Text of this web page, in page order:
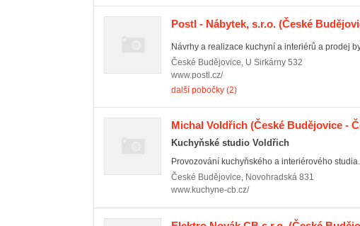
Postl - Nábytek, s.r.o. (České
Návrhy a realizace kuchyní a interiérů a prodej
České Budějovice, U Sirkárny 532
www.postl.cz/
další pobočky (2)
Michal Voldřich (České Budějovice -
Kuchyňské studio Voldřich
Provozování kuchyňského a interiérového studia.
České Budějovice, Novohradská 831
www.kuchyne-cb.cz/